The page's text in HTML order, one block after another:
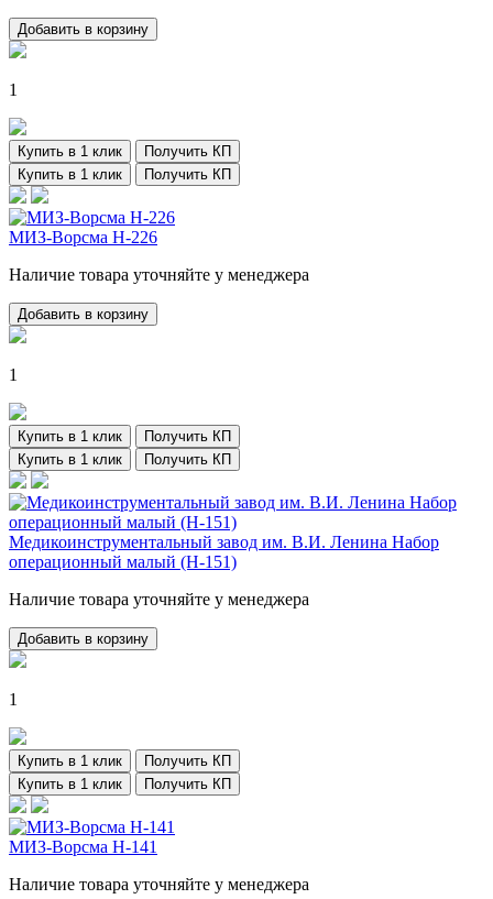
Добавить в корзину
1
Купить в 1 клик
Получить КП
Купить в 1 клик
Получить КП
МИЗ-Ворсма Н-226
Наличие товара уточняйте у менеджера
Добавить в корзину
1
Купить в 1 клик
Получить КП
Купить в 1 клик
Получить КП
Медикоинструментальный завод им. В.И. Ленина Набор
операционный малый (Н-151)
Наличие товара уточняйте у менеджера
Добавить в корзину
1
Купить в 1 клик
Получить КП
Купить в 1 клик
Получить КП
МИЗ-Ворсма Н-141
Наличие товара уточняйте у менеджера